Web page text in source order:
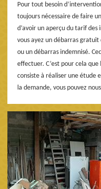
Pour tout besoin
toujours nécessaire de faire
d’avoir un aperçu du tarif
vous ayez un débarras
ou un débarras indemnisé.
effectuer. C’est pour cela
consiste à réaliser une étude
la demande, vous pouvez